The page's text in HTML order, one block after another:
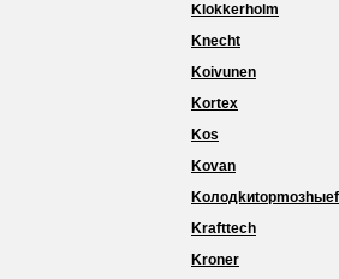
Klokkerholm
Knecht
Koivunen
Kortex
Kos
Kovan
Krafttech
Kroner